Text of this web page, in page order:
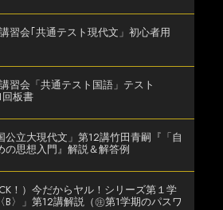
習会｢共通テスト現代文」初心者用
習会「共通テスト国語」テスト
回板書
立大現代文」第12講竹田青嗣『「自
の思想入門』解説＆解答例
！）今だからヤル！シリーズ第１学
〉」第12講解説（㊟第1学期のパスワ